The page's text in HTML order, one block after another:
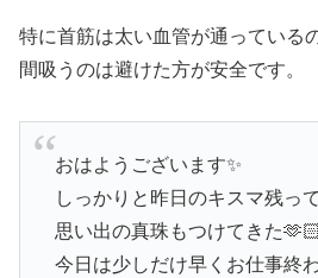
特に首筋は太い血管が通っている
間吸うのは避けた方が安全です。
おはようございます✨
しっかりと昨日のキスマ残っ
思い出の真珠もつけてきた
今日は少しだけ早くお仕事終